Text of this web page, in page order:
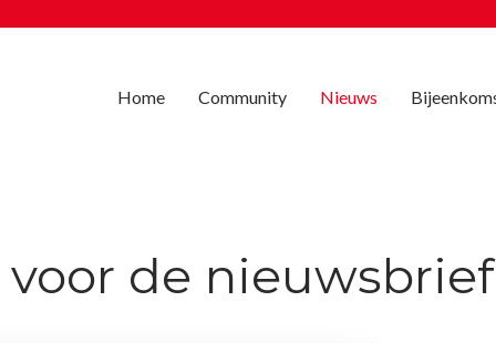
Home Community Nieuws
voor de nieuwsbrief